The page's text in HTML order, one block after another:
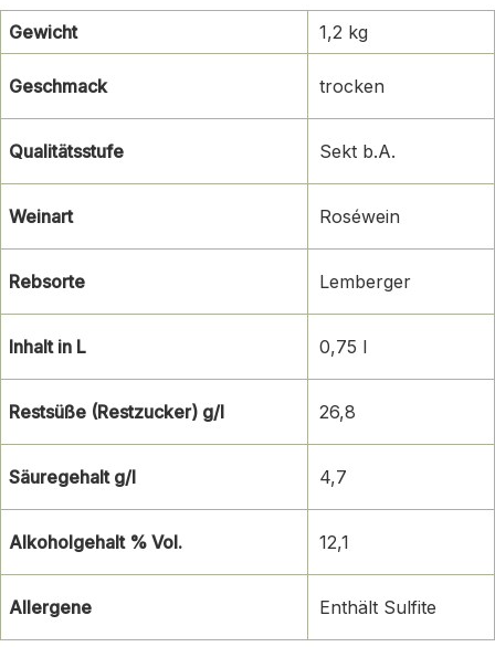
Gewicht 1,2 kg
Geschmack trocken
Qualitätsstufe Sekt b.A.
Weinart Roséwein
Rebsorte Lemberger
Inhalt in L 0,75 l
Restsüße (Restzucker) g/l 26,8
Säuregehalt g/l 4,7
Alkoholgehalt % Vol. 12,1
Allergene Enthält Sulfite